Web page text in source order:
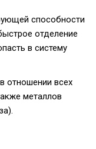
способности
отделение
в систему
отношении всех
металлов